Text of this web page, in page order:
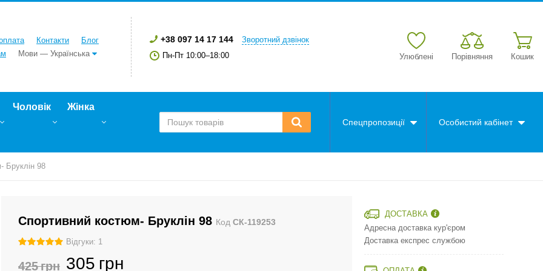
Контакти
Блог
Мови — Українська
+38 097 14 17 144
Зворотний дзвінок
Пн-Пт 10:00–18:00
Улюблені Порівняння Кошик
Чоловік Жінка
Спецпропозиції Особистий кабінет
Бруклін 98
Спортивний костюм- Бруклін 98 Код СК-119253
Відгуки: 1
425грн 305 грн
ДОСТАВКА
Адресна доставка кур'єром
Доставка експрес службою